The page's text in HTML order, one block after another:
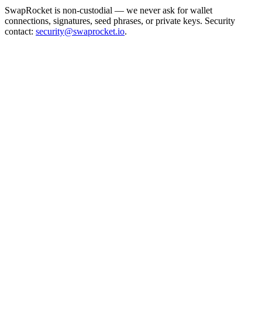
SwapRocket is non-custodial — we never ask for wallet
connections, signatures, seed phrases, or private keys. Security
contact: security@swaprocket.io.